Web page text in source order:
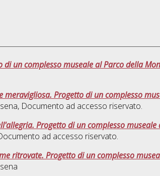
di un complesso museale al Parco della
meravigliosa. Progetto di un complesso
, Documento ad accesso riservato.
Progetto di un complesso
ad accesso riservato.
ritrovate. Progetto di un complesso